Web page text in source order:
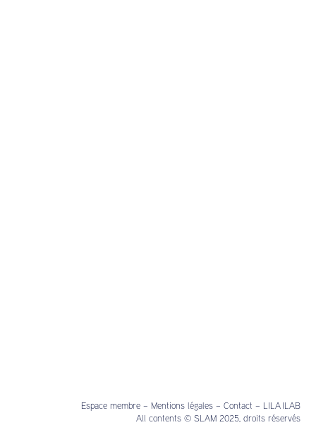
Espace membre– Mentions légales– Contact – LILA ILAB
All contents © SLAM 2025, droits réservés